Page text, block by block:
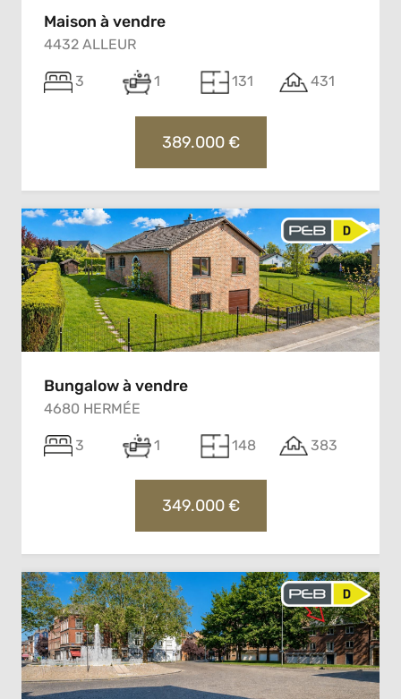
Maison à vendre
4432 ALLEUR
3 1 131 431
389.000 €
Bungalow à vendre
4680 HERMÉE
3 1 148 383
349.000 €